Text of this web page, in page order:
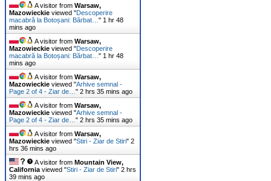
A visitor from Warsaw,
Mazowieckie viewed "Descoperire
macabră la Botoșani: Bărbat… " 1 hr 48
mins ago
A visitor from Warsaw,
Mazowieckie viewed "Descoperire
macabră la Botoșani: Bărbat… " 1 hr 48
mins ago
A visitor from Warsaw,
Mazowieckie viewed "Arhive semnal -
Page 2 of 4 - Ziar de… " 2 hrs 35 mins ago
A visitor from Warsaw,
Mazowieckie viewed "Arhive semnal -
Page 2 of 4 - Ziar de… " 2 hrs 35 mins ago
A visitor from Warsaw,
Mazowieckie viewed "Stiri - Ziar de Stiri" 2
hrs 36 mins ago
A visitor from Mountain View,
California viewed "Stiri - Ziar de Stiri" 2 hrs
39 mins ago